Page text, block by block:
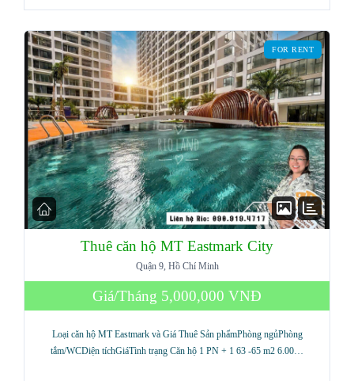
FOR RENT
Thuê căn hộ MT Eastmark City
Quận 9, Hồ Chí Minh
Giá/Tháng 5,000,000 VNĐ
Loại căn hộ MT Eastmark và Giá Thuê Sản phẩmPhòng ngủPhòng
tắm/WCDiện tíchGiáTình trạng Căn hộ 1 PN + 1 63 -65 m2 6.00…